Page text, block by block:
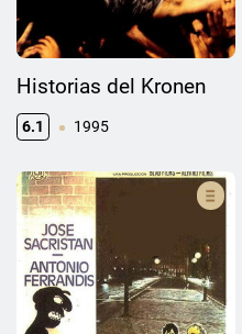
Historias del Kronen
6.1 1995